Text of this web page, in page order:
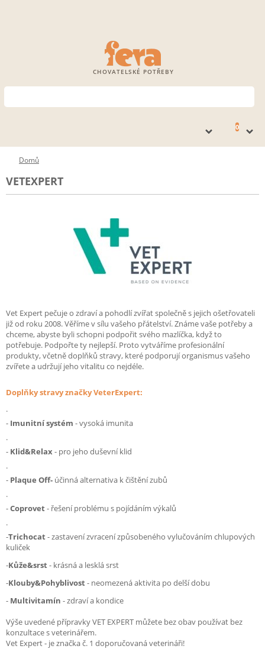
CHOVATELSKÉ POTŘEBY
0
Domů
VETEXPERT
Vet Expert pečuje o zdraví a pohodlí zvířat společně s jejich ošetřovateli
již od roku 2008. Věříme v sílu vašeho přátelství. Známe vaše potřeby a
chceme, abyste byli schopni podpořit svého mazlíčka, když to
potřebuje. Podpořte ty nejlepší. Proto vytváříme profesionální
produkty, včetně doplňků stravy, které podporují organismus vašeho
zvířete a udržují jeho vitalitu co nejdéle.
Doplňky stravy značky VeterExpert:
.
- Imunitní systém - vysoká imunita
.
- Klid&Relax - pro jeho duševní klid
.
- Plaque Off- účinná alternativa k čištění zubů
.
-Coprovet- řešení problému s pojídáním výkalů
.
-Trichocat- zastavení zvracení způsobeného vylučováním chlupových
kuliček
-Kůže&srst- krásná a lesklá srst
-Klouby&Pohyblivost- neomezená aktivita po delší dobu
- Multivitamín - zdraví a kondice
Výše uvedené přípravky VET EXPERT můžete bez obav používat bez
konzultace s veterinářem.
Vet Expert - je značka č. 1 doporučovaná veterináři!